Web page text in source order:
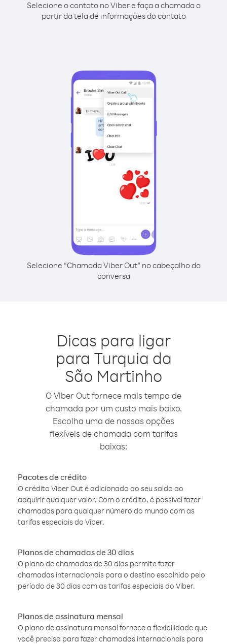
Selecione o contato no Viber e faça a chamada a
partir da tela de informações do contato
Selecione “Chamada Viber Out” no cabeçalho da
conversa
Dicas para ligar
para Turquia da
São Martinho
O Viber Out fornece mais tempo de
chamada por um custo mais baixo.
Escolha uma de nossas opções
flexíveis de chamada com tarifas
baixas:
Pacotes de crédito
O crédito Viber Out é adicionado ao seu saldo ao
adquirir qualquer valor. Com o crédito, é possível fazer
chamadas para qualquer número do mundo com as
tarifas especiais do Viber.
Planos de chamadas de 30 dias
O plano de chamadas de 30 dias permite fazer
chamadas internacionais para o destino escolhido pelo
período de 30 dias com as tarifas especiais do Viber.
Planos de assinatura mensal
O plano de assinatura mensal fornece a flexibilidade que
você precisa para fazer chamadas internacionais para